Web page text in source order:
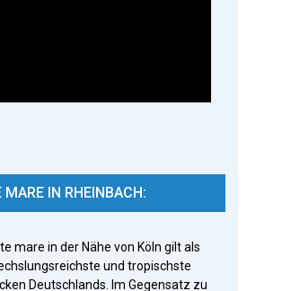
MARE IN RHEINBACH:
mare in der Nähe von Köln gilt als
und tropischste
Deutschlands. Im Gegensatz zu